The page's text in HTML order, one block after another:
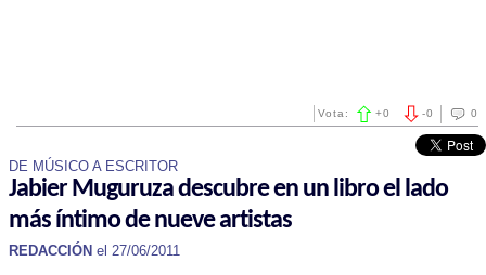
0
-0
Vota: +0
DE MÚSICO A ESCRITOR
Jabier Muguruza descubre en un libro el lado
más íntimo de nueve artistas
REDACCIÓN el 27/06/2011